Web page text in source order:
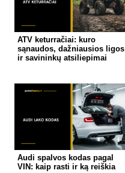
ATV keturračiai: kuro
sąnaudos, dažniausios ligos
ir savininkų atsiliepimai
Audi spalvos kodas pagal
VIN: kaip rasti ir ką reiškia